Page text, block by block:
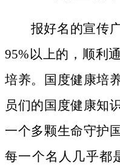
报好名的宣传
95%以上的，顺利
培养。国度健康培
员们的国度健康知
一个多颗生命守护
每一个名人几乎都